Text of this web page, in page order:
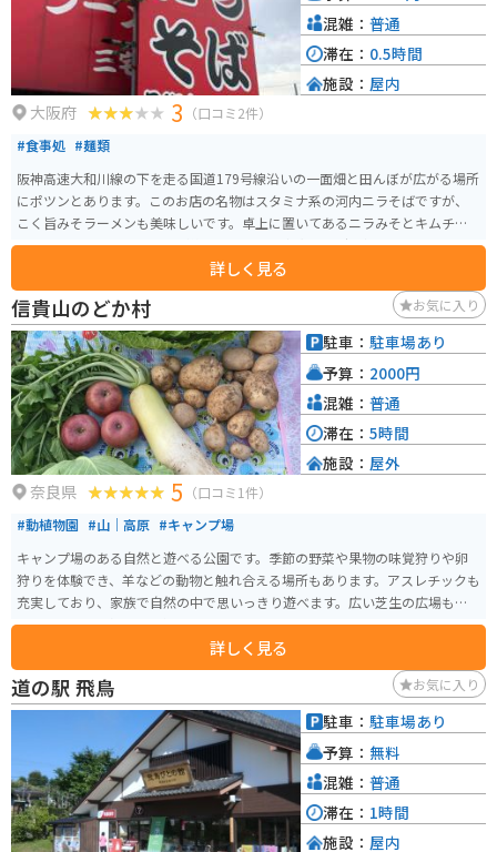
大阪府 3 （口コミ2件）
#食事処 #麺類
阪神高速大和川線の下を走る国道179号線沿いの一面畑と田んぼが広がる場所
にポツンとあります。このお店の名物はスタミナ系の河内ニラそばですが、
こく旨みそラーメンも美味しいです。卓上に置いてあるニラみそとキムチを
ラーメンに入れて食べるのが絶品の味です。中太のちぢれ麺、コクとニンニ
ク風味が効いた濃いめのスープがやみつきになります。
詳しく見る
混雑： 普通
滞在： 0.5時間
施設： 屋内
信貴山のどか村 お気に入り
奈良県 5 （口コミ1件）
#動植物園 #山｜高原 #キャンプ場
キャンプ場のある自然と遊べる公園です。季節の野菜や果物の味覚狩りや卵
狩りを体験でき、羊などの動物と触れ合える場所もあります。アスレチックも
充実しており、家族で自然の中で思いっきり遊べます。広い芝生の広場もあ
り、1日いても飽きずに楽しめます。
詳しく見る
駐車： 駐車場あり
予算： 2000円
混雑： 普通
滞在： 5時間
施設： 屋外
道の駅 飛鳥 お気に入り
駐車： 駐車場あり
予算： 無料
混雑： 普通
滞在： 1時間
施設： 屋内